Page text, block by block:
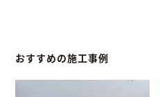
おすすめの施工事例